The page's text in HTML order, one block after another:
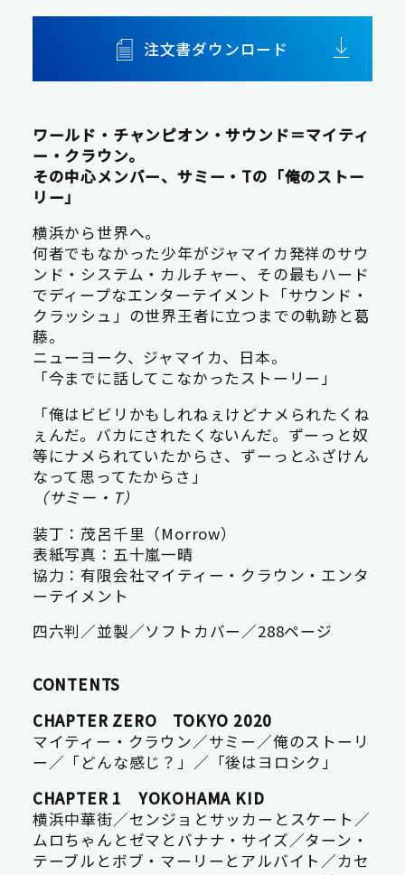
注文書ダウンロード
ワールド・チャンピオン・サウンド＝マイティ
ー・クラウン。
その中心メンバー、サミー・Tの「俺のストー
リー」
横浜から世界へ。
何者でもなかった少年がジャマイカ発祥のサウ
ンド・システム・カルチャー、その最もハード
でディープなエンターテイメント「サウンド・
クラッシュ」の世界王者に立つまでの軌跡と葛
藤。
ニューヨーク、ジャマイカ、日本。
「今までに話してこなかったストーリー」
「俺はビビリかもしれねぇけどナメられたくね
ぇんだ。バカにされたくないんだ。ずーっと奴
等にナメられていたからさ、ずーっとふざけん
なって思ってたからさ」
（サミー・T）
装丁：茂呂千里（Morrow）
表紙写真：五十嵐一晴
協力：有限会社マイティー・クラウン・エンタ
ーテイメント
四六判／並製／ソフトカバー／288ページ
CONTENTS
CHAPTER ZERO TOKYO 2020
マイティー・クラウン／サミー／俺のストーリ
ー／「どんな感じ？」／「後はヨロシク」
CHAPTER 1 YOKOHAMA KID
横浜中華街／センジョとサッカーとスケート／
ムロちゃんとゼマとバナナ・サイズ／ターン・
テーブルとボブ・マーリーとアルバイト／カセ